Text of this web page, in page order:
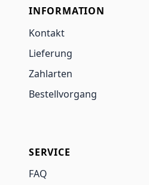
INFORMATION
Kontakt
Lieferung
Zahlarten
Bestellvorgang
SERVICE
FAQ